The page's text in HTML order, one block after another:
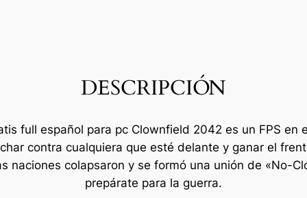
DESCRIPCIÓN
full español para pc Clownfield 2042 es un FPS en
contra cualquiera que esté delante y ganar el
naciones colapsaron y se formó una unión de «No-
prepárate para la guerra.